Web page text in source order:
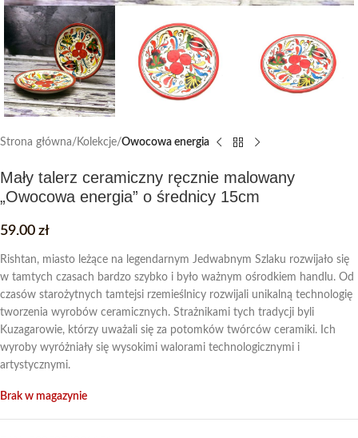
Strona główna Kolekcje Owocowa energia
Mały talerz ceramiczny ręcznie malowany
„Owocowa energia” o średnicy 15cm
59.00 zł
Rishtan, miasto leżące na legendarnym Jedwabnym Szlaku rozwijało się
w tamtych czasach bardzo szybko i było ważnym ośrodkiem handlu. Od
czasów starożytnych tamtejsi rzemieślnicy rozwijali unikalną technologię
tworzenia wyrobów ceramicznych. Strażnikami tych tradycji byli
Kuzagarowie, którzy uważali się za potomków twórców ceramiki. Ich
wyroby wyróżniały się wysokimi walorami technologicznymi i
artystycznymi.
Brak w magazynie